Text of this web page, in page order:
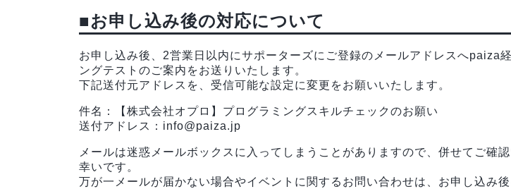
■お申し込み後の対応について
お申し込み後、2営業日以内にサポーターズにご登録のメールアドレスへpaiza
ングテストのご案内をお送りいたします。
下記送付元アドレスを、受信可能な設定に変更をお願いいたします。
件名：【株式会社オプロ】プログラミングスキルチェックのお願い
送付アドレス：info@paiza.jp
メールは迷惑メールボックスに入ってしまうことがありますので、併せてご確
幸いです。
万が一メールが届かない場合やイベントに関するお問い合わせは、お申し込み